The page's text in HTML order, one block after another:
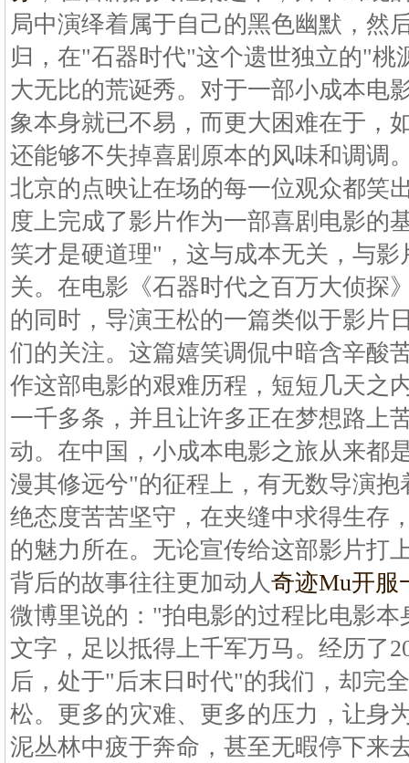
局中演绎着属于自己的黑色幽默，然
归，在"石器时代"这个遗世独立的"桃
大无比的荒诞秀。对于一部小成本电
象本身就已不易，而更大困难在于，
还能够不失掉喜剧原本的风味和调调
北京的点映让在场的每一位观众都笑
度上完成了影片作为一部喜剧电影的
笑才是硬道理"，这与成本无关，与
关。在电影《石器时代之百万大侦探
的同时，导演王松的一篇类似于影片
们的关注。这篇嬉笑调侃中暗含辛酸
作这部电影的艰难历程，短短几天之
一千多条，并且让许多正在梦想路上
动。在中国，小成本电影之旅从来都
漫其修远兮"的征程上，有无数导演
绝态度苦苦坚守，在夹缝中求得生存
的魅力所在。无论宣传给这部影片打
背后的故事往往更加动人奇迹Mu开服
微博里说的："拍电影的过程比电影
文字，足以抵得上千军万马。经历了
后，处于"后末日时代"的我们，却完
松。更多的灾难、更多的压力，让身
泥丛林中疲于奔命，甚至无暇停下来